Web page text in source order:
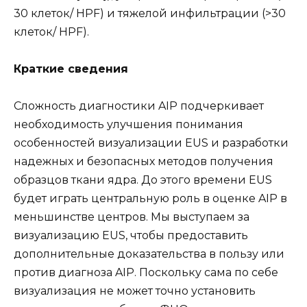
30 клеток/ HPF) и тяжелой инфильтрации (>30
клеток/ HPF).
Краткие сведения
Сложность диагностики AIP подчеркивает
необходимость улучшения понимания
особенностей визуализации EUS и разработки
надежных и безопасных методов получения
образцов ткани ядра. До этого времени EUS
будет играть центральную роль в оценке AIP в
меньшинстве центров. Мы выступаем за
визуализацию EUS, чтобы предоставить
дополнительные доказательства в пользу или
против диагноза AIP. Поскольку сама по себе
визуализация не может точно установить